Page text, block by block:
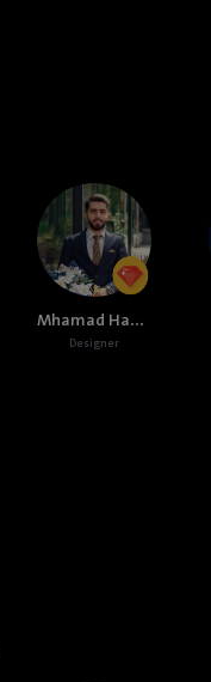
Mhamad Hamed
Designer